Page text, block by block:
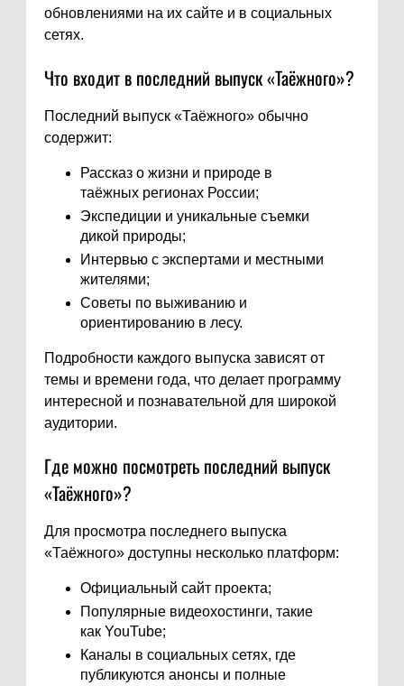
обновлениями на их сайте и в социальных
сетях.
Что входит в последний выпуск «Таёжного»?
Последний выпуск «Таёжного» обычно
содержит:
Рассказ о жизни и природе в
таёжных регионах России;
Экспедиции и уникальные съемки
дикой природы;
Интервью с экспертами и местными
жителями;
Советы по выживанию и
ориентированию в лесу.
Подробности каждого выпуска зависят от
темы и времени года, что делает программу
интересной и познавательной для широкой
аудитории.
Где можно посмотреть последний выпуск
«Таёжного»?
Для просмотра последнего выпуска
«Таёжного» доступны несколько платформ:
Официальный сайт проекта;
Популярные видеохостинги, такие
как YouTube;
Каналы в социальных сетях, где
публикуются анонсы и полные